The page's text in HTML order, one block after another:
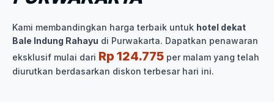
Kami membandingkan harga terbaik untuk hotel dekat
Bale Indung Rahayu di Purwakarta. Dapatkan penawaran
eksklusif mulai dari Rp 124.775 per malam yang telah
diurutkan berdasarkan diskon terbesar hari ini.